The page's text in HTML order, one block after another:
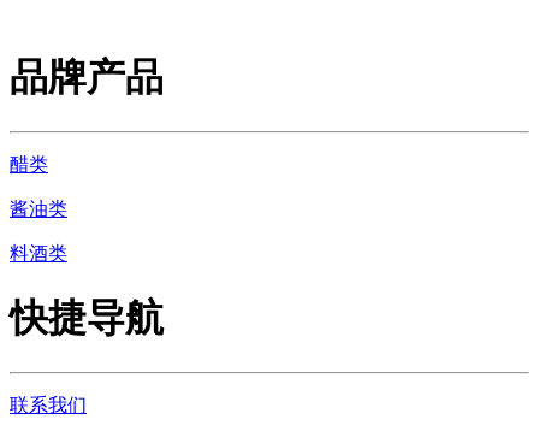
品牌产品
醋类
酱油类
料酒类
快捷导航
联系我们